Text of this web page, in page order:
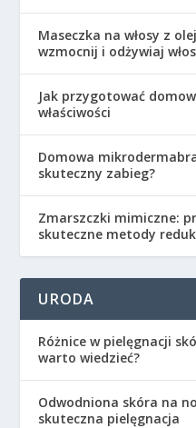
Maseczka na włosy z
wzmocnij i odżywiaj
Jak przygotować
właściwości
Domowa
skuteczny zabieg?
Zmarszczki mimiczne:
skuteczne metody
URODA
Różnice w pielęgnacji
warto wiedzieć?
Odwodniona skóra na
skuteczna pielęgnacja